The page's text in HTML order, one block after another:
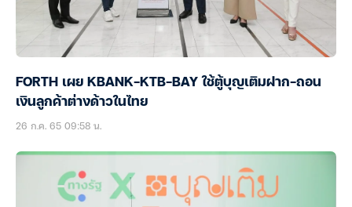
FORTH เผย KBANK-KTB-BAY ใช้ตู้บุญเติมฝาก-ถอน
เงินลูกค้าต่างด้าวในไทย
26 ก.ค. 65 09:58 น.